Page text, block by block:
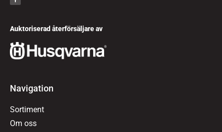
Auktoriserad återförsäljare av
Navigation
Sortiment
Om oss